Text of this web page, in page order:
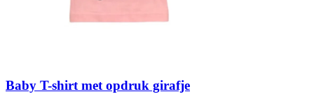
Baby T-shirt met opdruk girafje